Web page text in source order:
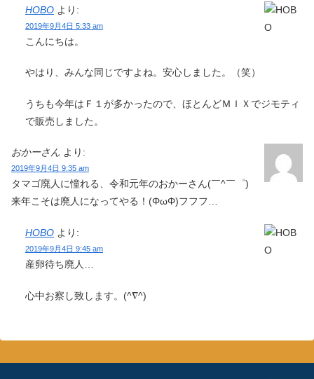
HOBO より:
2019年9月4日 5:33 am
こんにちは。
やはり、みんな同じですよね。安心しました。（笑）
うちも今年はＦ１が多かったので、ほとんどＭＩＸでジモティ
で販売しました。
おかーさん より:
2019年9月4日 9:35 am
タマゴ廃人に憧れる、令和元年のおかーさん(￣^￣゜)
来年こそは廃人になってやる！(ΦωΦ)フフフ…
HOBO より:
2019年9月4日 9:45 am
産卵待ち廃人…
心中お察し致します。(^∇^)